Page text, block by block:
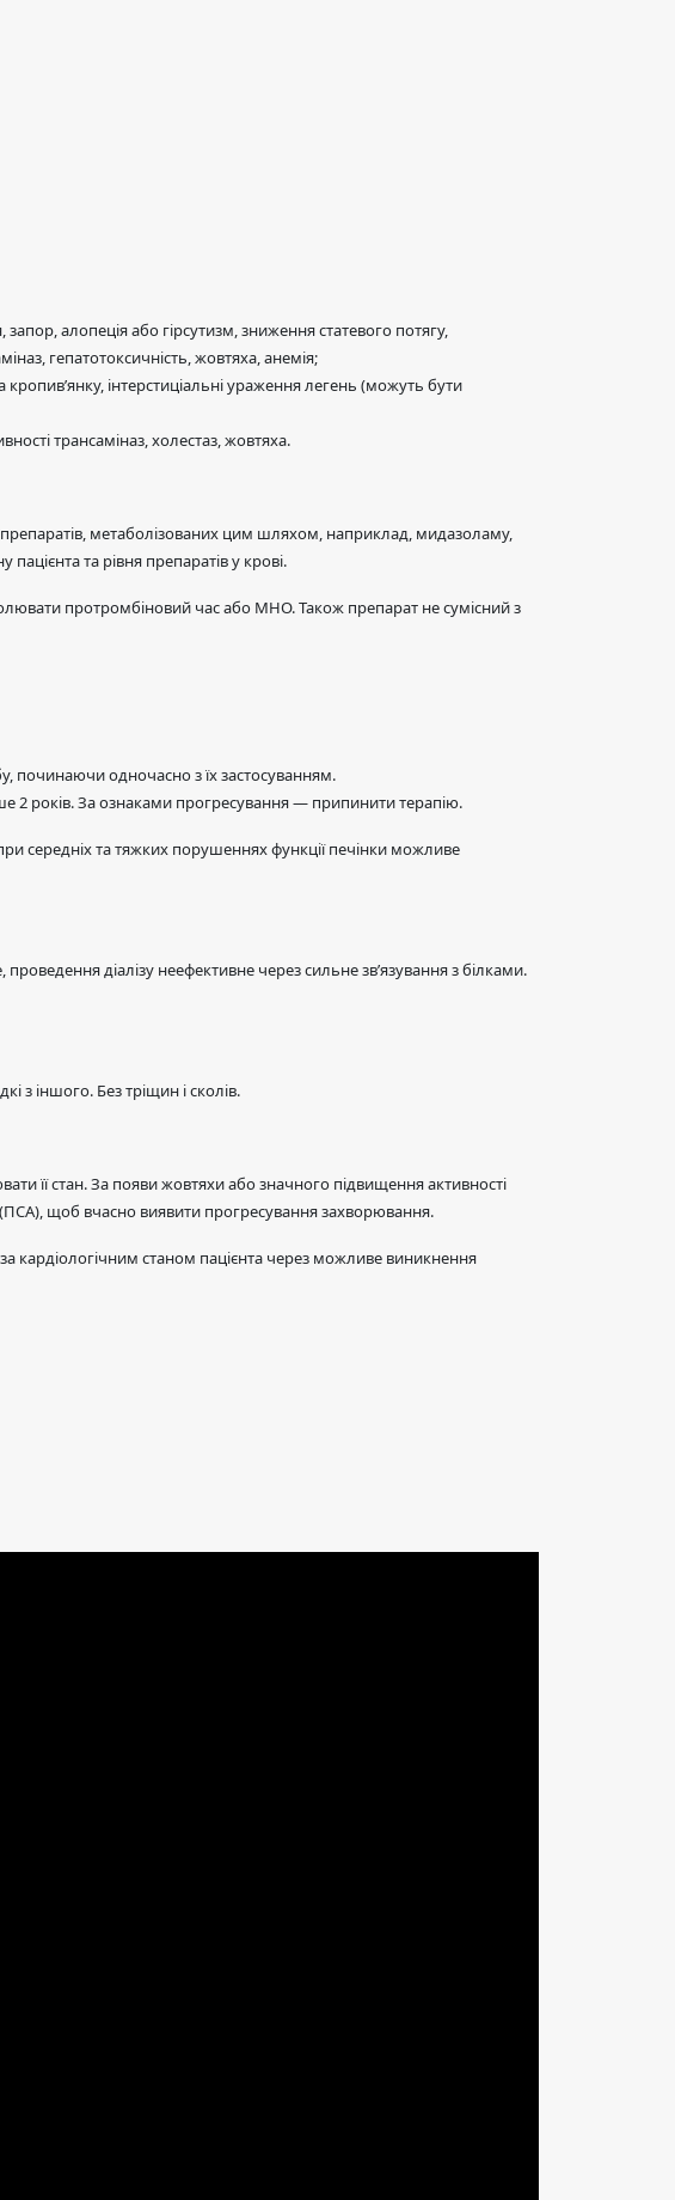
алопеція або гірсутизм, зниження статевого потягу,
гепатотоксичність, жовтяха, анемія;
інтерстиціальні ураження легень (можуть бути
трансаміназ, холестаз, жовтяха.
метаболізованих цим шляхом, наприклад, мидазоламу,
та рівня препаратів у крові.
протромбіновий час або МНО. Також препарат не сумісний з
починаючи одночасно з їх застосуванням.
2 років. За ознаками прогресування — припинити терапію.
середніх та тяжких порушеннях функції печінки можливе
діалізу неефективне через сильне зв’язування з білками.
з іншого. Без тріщин і сколів.
її стан. За появи жовтяхи або значного підвищення активності
щоб вчасно виявити прогресування захворювання.
кардіологічним станом пацієнта через можливе виникнення